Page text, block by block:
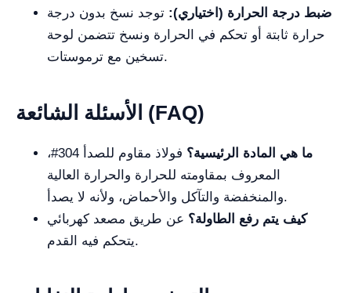
ضبط درجة الحرارة (اختياري): توجد نسخ بدون درجة
حرارة ثابتة أو تحكم في الحرارة ونسخ تتضمن لوحة
تسخين مع ترموستات.
الأسئلة الشائعة (FAQ)
ما هي المادة الرئيسية؟
فولاذ مقاوم للصدأ 304#،
المعروف بمقاومته للحرارة والحرارة العالية
والمنخفضة والتآكل والأحماض، ولأنه لا يصدأ.
كيف يتم رفع الطاولة؟ عن طريق مصعد كهربائي
يتحكم فيه القدم.